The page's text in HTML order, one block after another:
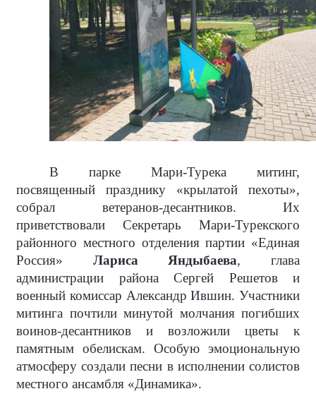
В парке Мари-Турека митинг,
посвященный празднику «крылатой пехоты»,
собрал ветеранов-десантников. Их
приветствовали Секретарь Мари-Турекского
районного местного отделения партии «Единая
Россия» Лариса Яндыбаева, глава
администрации района Сергей Решетов и
военный комиссар Александр Ившин. Участники
митинга почтили минутой молчания погибших
воинов-десантников и возложили цветы к
памятным обелискам. Особую эмоциональную
атмосферу создали песни в исполнении солистов
местного ансамбля «Динамика».